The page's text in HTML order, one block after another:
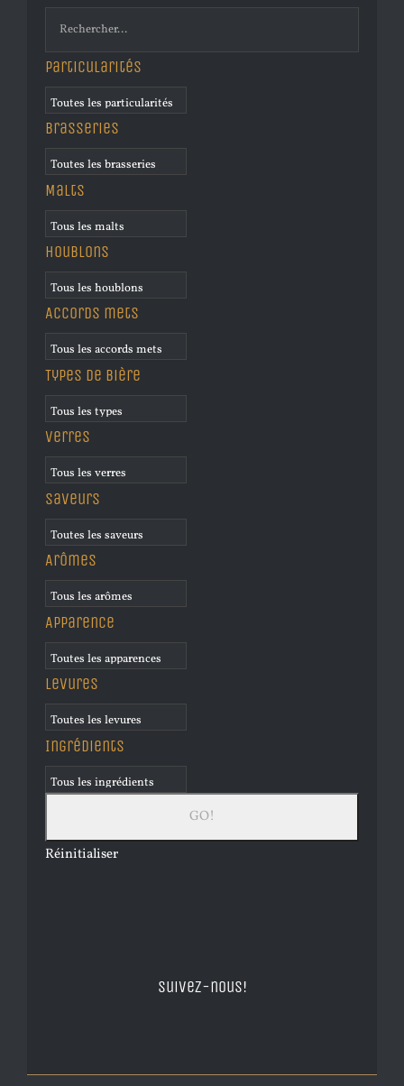
Particularités
Brasseries
Malts
Houblons
Accords mets
Types de bière
Verres
Saveurs
Arômes
Apparence
Levures
Ingrédients
Réinitialiser
Suivez-nous!